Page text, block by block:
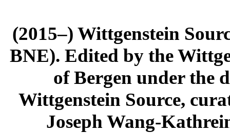
(2015–) Wittgenstein
BNE). Edited by the
of Bergen under the
Wittgenstein Source,
Joseph Wang-